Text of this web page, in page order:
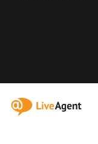
:site.title